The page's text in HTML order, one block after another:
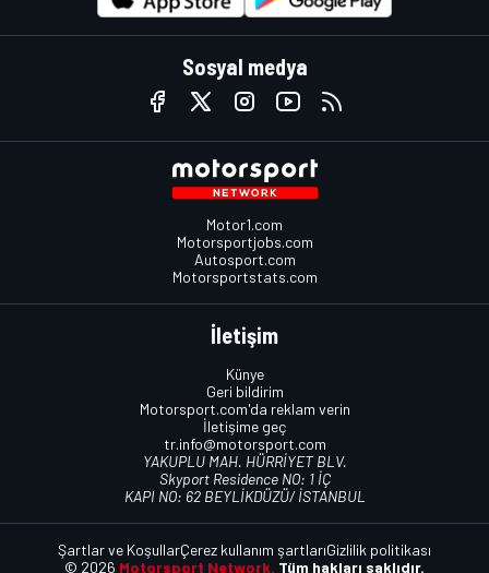
Sosyal medya
Motor1.com
Motorsportjobs.com
Autosport.com
Motorsportstats.com
İletişim
Künye
Geri bildirim
Motorsport.com'da reklam verin
İletişime geç
tr.info@motorsport.com
YAKUPLU MAH. HÜRRİYET BLV.
Skyport Residence NO: 1 İÇ
KAPI NO: 62 BEYLİKDÜZÜ/ İSTANBUL
© 2026 Motorsport Network. Tüm hakları saklıdır.
Şartlar ve KoşullarÇerez kullanım şartlarıGizlilik politikası